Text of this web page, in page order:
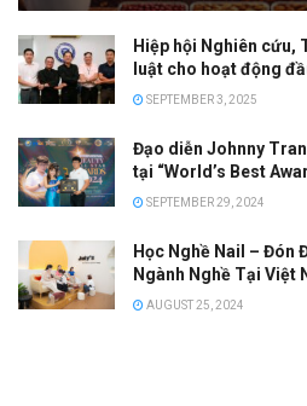
Hiệp hội Nghiên cứu,
luật cho hoạt động
SEPTEMBER 3, 2025
Đạo diễn Johnny
tại “World’s Best
SEPTEMBER 29, 2024
Học Nghề Nail – Đón
Ngành Nghề Tại Việt
AUGUST 25, 2024